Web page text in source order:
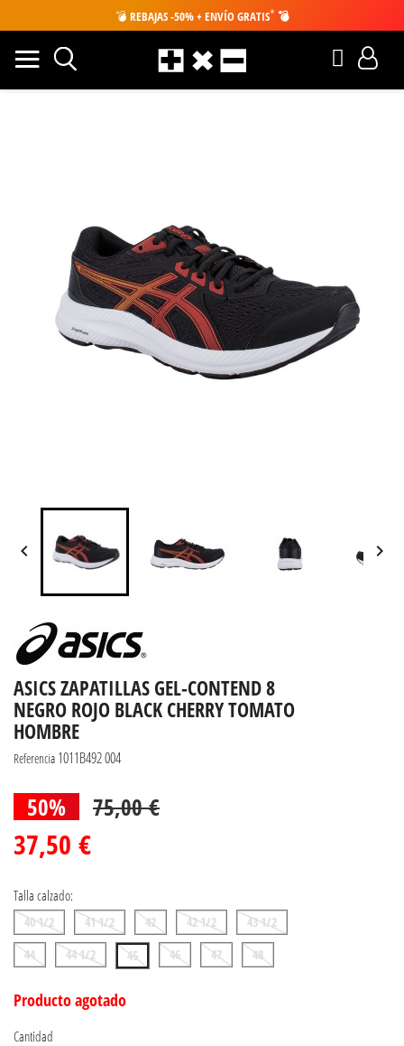
💣 REBAJAS -50% + ENVÍO GRATIS* 💣
 
ASICS ZAPATILLAS GEL-CONTEND 8
NEGRO ROJO BLACK CHERRY TOMATO
HOMBRE
Referencia 1011B492 004
50% 75,00 €
37,50 €
Talla calzado:
40 1/2 41 1/2 42 42 1/2
43 1/2
44
44 1/2 45 46 47 48
Producto agotado
Cantidad